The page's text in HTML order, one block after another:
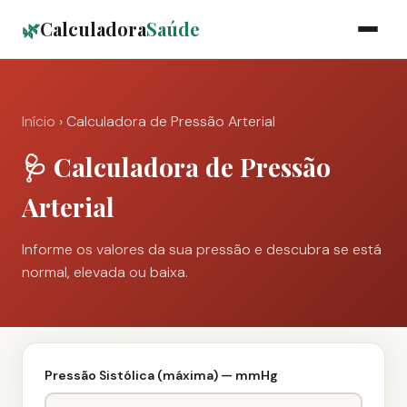
🌿CalculadoraSaúde
Início › Calculadora de Pressão Arterial
🩺 Calculadora de Pressão
Arterial
Informe os valores da sua pressão e descubra se está
normal, elevada ou baixa.
Pressão Sistólica (máxima) — mmHg